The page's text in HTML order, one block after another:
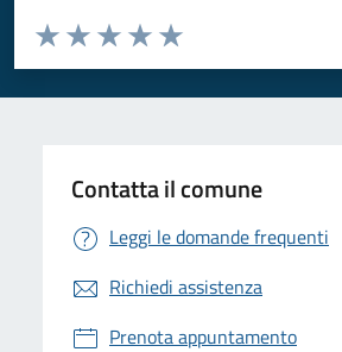
Valuta da 1 a 5 stelle la pagina
Valuta 5 stelle su 5
Valuta 4 stelle su 5
Valuta 3 stelle su 5
Valuta 2 stelle su 5
Valuta 1 stelle su 5
Contatta il comune
Leggi le domande frequenti
Richiedi assistenza
Prenota appuntamento